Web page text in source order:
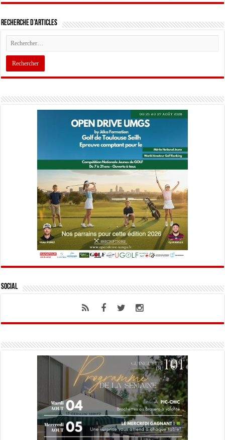
Recherche d’articles
Social